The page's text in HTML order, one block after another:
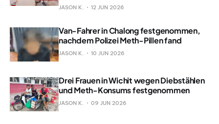
JASON K. 12 JUN 2026
Van-Fahrer in Chalong festgenommen,
nachdem Polizei Meth-Pillen fand
JASON K. 10 JUN 2026
Drei Frauen in Wichit wegen Diebstählen
und Meth-Konsums festgenommen
JASON K. 09 JUN 2026